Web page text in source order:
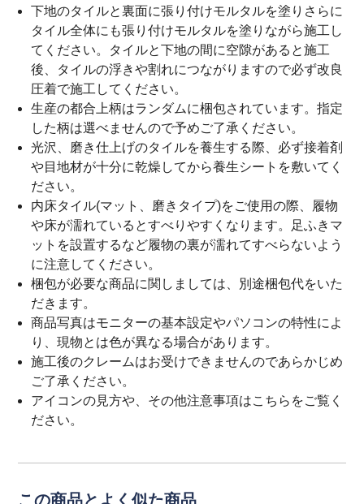
下地のタイルと裏面に張り付けモルタルを塗りさらに
タイル全体にも張り付けモルタルを塗りながら施工し
てください。タイルと下地の間に空隙があると施工
後、タイルの浮きや割れにつながりますので必ず改良
圧着で施工してください。
生産の都合上柄はランダムに梱包されています。指定
した柄は選べませんので予めご了承ください。
光沢、磨き仕上げのタイルを養生する際、必ず接着剤
や目地材が十分に乾燥してから養生シートを敷いてく
ださい。
内床タイル(マット、磨きタイプ)をご使用の際、履物
や床が濡れているとすべりやすくなります。足ふきマ
ットを設置するなど履物の裏が濡れてすべらないよう
に注意してください。
梱包が必要な商品に関しましては、別途梱包代をいた
だきます。
商品写真はモニターの基本設定やパソコンの特性によ
り、現物とは色が異なる場合があります。
施工後のクレームはお受けできませんのであらかじめ
ご了承ください。
アイコンの見方や、その他注意事項はこちら をご覧く
ださい。
この商品とよく似た商品